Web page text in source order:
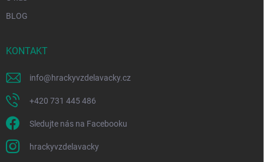
BLOG
KONTAKT
info@hrackyvzdelavacky.cz
+420 731 445 486
Sledujte nás na Facebooku
hrackyvzdelavacky